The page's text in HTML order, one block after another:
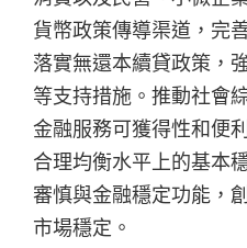
貨幣政策傳導渠道，完
落實無還本續貸政策，
等支持措施。推動社會
金融服務可獲得性和便
合理均衡水平上的基本
審慎與金融穩定功能，
市場穩定。